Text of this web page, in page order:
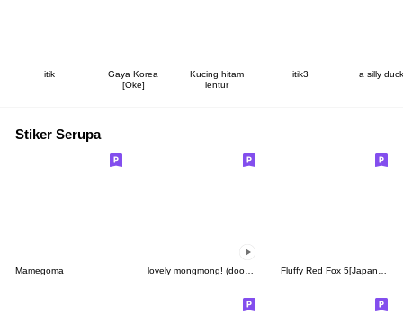
itik
Gaya Korea
[Oke]
Kucing hitam
lentur
itik3 a silly
Stiker Serupa
Mamegoma lovely mongmong! (doodle!) 8 Fluffy Red Fox 5[Japanese]